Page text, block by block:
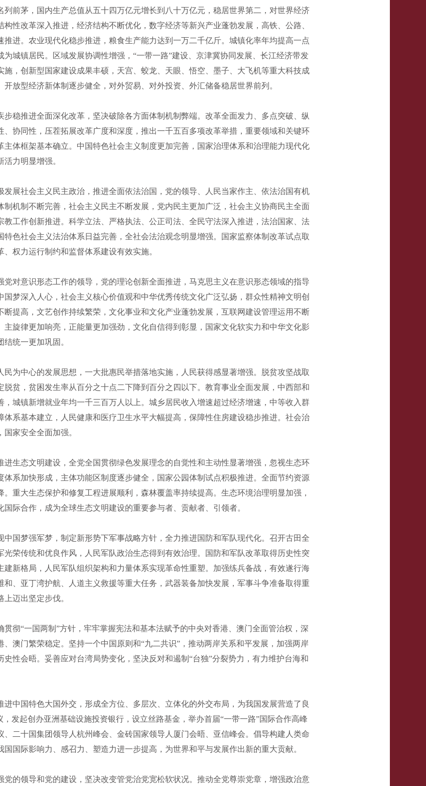
前茅，国内生产总值从五十四万亿元增长到八十万亿元，稳居世界第二，对世界经济
性改革深入推进，经济结构不断优化，数字经济等新兴产业蓬勃发展，高铁、公路、
进。农业现代化稳步推进，粮食生产能力达到一万二千亿斤。城镇化率年均提高一点
为城镇居民。区域发展协调性增强，“一带一路”建设、京津冀协同发展、长江经济带发
施，创新型国家建设成果丰硕，天宫、蛟龙、天眼、悟空、墨子、大飞机等重大科技成
放型经济新体制逐步健全，对外贸易、对外投资、外汇储备稳居世界前列。
步稳推进全面深化改革，坚决破除各方面体制机制弊端。改革全面发力、多点突破、纵
协同性，压茬拓展改革广度和深度，推出一千五百多项改革举措，重要领域和关键环
体框架基本确立。中国特色社会主义制度更加完善，国家治理体系和治理能力现代化
力明显增强。
发展社会主义民主政治，推进全面依法治国，党的领导、人民当家作主、依法治国有机
机制不断完善，社会主义民主不断发展，党内民主更加广泛，社会主义协商民主全面
教工作创新推进。科学立法、严格执法、公正司法、全民守法深入推进，法治国家、法
色社会主义法治体系日益完善，全社会法治观念明显增强。国家监察体制改革试点取
权力运行制约和监督体系建设有效实施。
党对意识形态工作的领导，党的理论创新全面推进，马克思主义在意识形态领域的指导
梦深入人心，社会主义核心价值观和中华优秀传统文化广泛弘扬，群众性精神文明创
提高，文艺创作持续繁荣，文化事业和文化产业蓬勃发展，互联网建设管理运用不断
主旋律更加响亮，正能量更加强劲，文化自信得到彰显，国家文化软实力和中华文化影
统一更加巩固。
民为中心的发展思想，一大批惠民举措落地实施，人民获得感显著增强。脱贫攻坚战取
贫，贫困发生率从百分之十点二下降到百分之四以下。教育事业全面发展，中西部和
城镇新增就业年均一千三百万人以上。城乡居民收入增速超过经济增速，中等收入群
系基本建立，人民健康和医疗卫生水平大幅提高，保障性住房建设稳步推进。社会治
家安全全面加强。
进生态文明建设，全党全国贯彻绿色发展理念的自觉性和主动性显著增强，忽视生态环
系加快形成，主体功能区制度逐步健全，国家公园体制试点积极推进。全面节约资源
重大生态保护和修复工程进展顺利，森林覆盖率持续提高。生态环境治理明显加强，
际合作，成为全球生态文明建设的重要参与者、贡献者、引领者。
中国梦强军梦，制定新形势下军事战略方针，全力推进国防和军队现代化。召开古田全
荣传统和优良作风，人民军队政治生态得到有效治理。国防和军队改革取得历史性突
新格局，人民军队组织架构和力量体系实现革命性重塑。加强练兵备战，有效遂行海
和、亚丁湾护航、人道主义救援等重大任务，武器装备加快发展，军事斗争准备取得重
迈出坚定步伐。
彻“一国两制”方针，牢牢掌握宪法和基本法赋予的中央对香港、澳门全面管治权，深
澳门繁荣稳定。坚持一个中国原则和“九二共识”，推动两岸关系和平发展，加强两岸
性会晤。妥善应对台湾局势变化，坚决反对和遏制“台独”分裂势力，有力维护台海和
中国特色大国外交，形成全方位、多层次、立体化的外交布局，为我国发展营造了良
发起创办亚洲基础设施投资银行，设立丝路基金，举办首届“一带一路”国际合作高峰
二十国集团领导人杭州峰会、金砖国家领导人厦门会晤、亚信峰会。倡导构建人类命
国际影响力、感召力、塑造力进一步提高，为世界和平与发展作出新的重大贡献。
党的领导和党的建设，坚决改变管党治党宽松软状况。推动全党尊崇党章，增强政治意